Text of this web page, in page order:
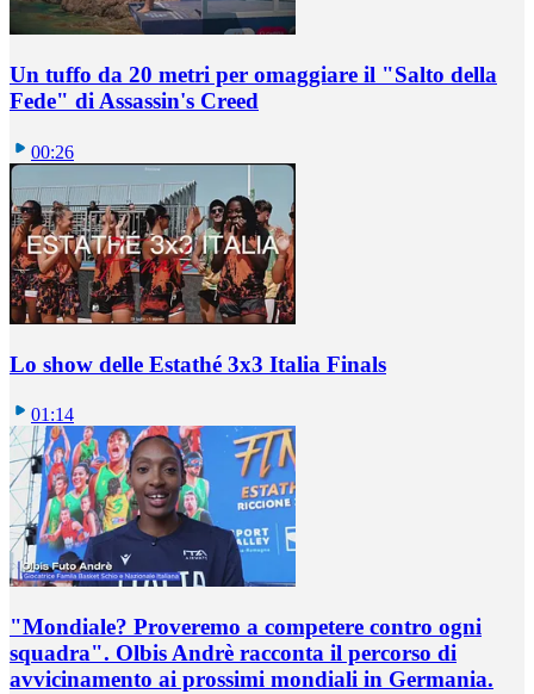
Un tuffo da 20 metri per omaggiare il "Salto della
Fede" di Assassin's Creed
00:26
Lo show delle Estathé 3x3 Italia Finals
01:14
"Mondiale? Proveremo a competere contro ogni
squadra". Olbis Andrè racconta il percorso di
avvicinamento ai prossimi mondiali in Germania.